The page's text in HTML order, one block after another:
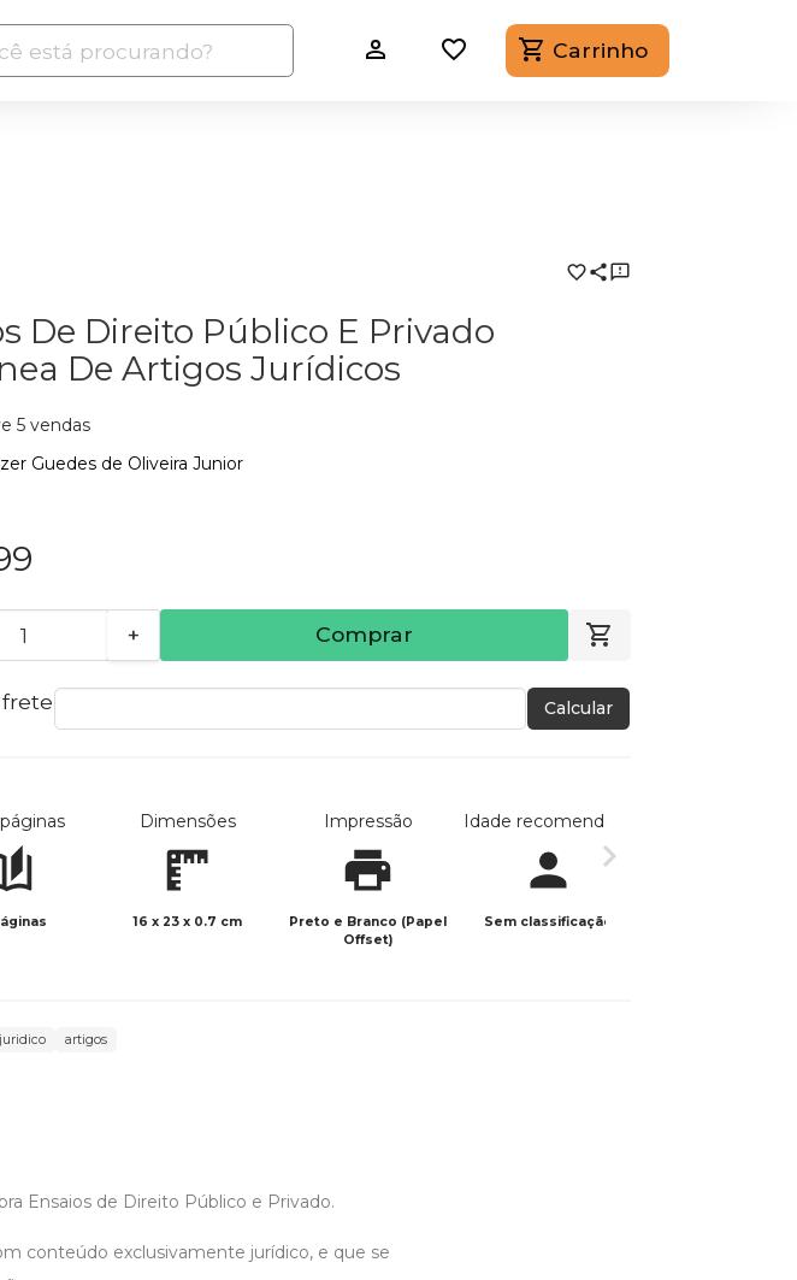
Carrinho
De Direito Público E Privado
De Artigos Jurídicos
5 vendas
Guedes de Oliveira Junior
+ Comprar
Calcular
Dimensões
16 x 23 x 0.7 cm
Impressão
Preto e Branco (Papel
Offset)
Idade recomendada
Sem classificação
juridico artigos
Ensaios de Direito Público e Privado.
conteúdo exclusivamente jurídico, e que se